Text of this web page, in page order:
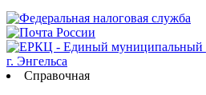
Справочная